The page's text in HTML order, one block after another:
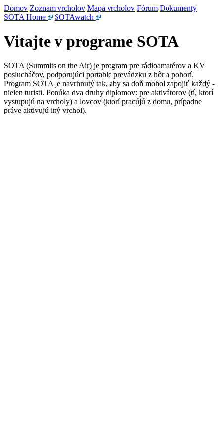
Domov Zoznam vrcholov Mapa vrcholov Fórum Dokumenty
SOTA Home
SOTAwatch
Vitajte v programe SOTA
SOTA (Summits on the Air) je program pre rádioamatérov a KV
poslucháčov, podporujúci portable prevádzku z hôr a pohorí.
Program SOTA je navrhnutý tak, aby sa doň mohol zapojiť každý -
nielen turisti. Ponúka dva druhy diplomov: pre aktivátorov (tí, ktorí
vystupujú na vrcholy) a lovcov (ktorí pracújú z domu, prípadne
práve aktivujú iný vrchol).